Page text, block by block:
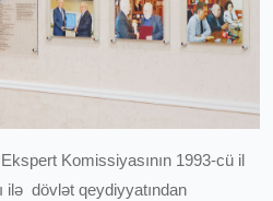
Komissiyasının 1993-cü il
ilə dövlət qeydiyyatından